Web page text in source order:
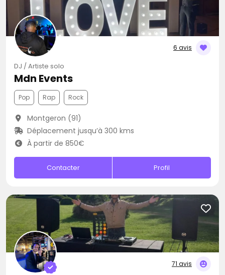
6 avis
DJ / Artiste solo
Mdn Events
Pop Rap Rock
Montgeron (91)
Déplacement jusqu’à 300 kms
À partir de 850€
Contacter Profil
71 avis